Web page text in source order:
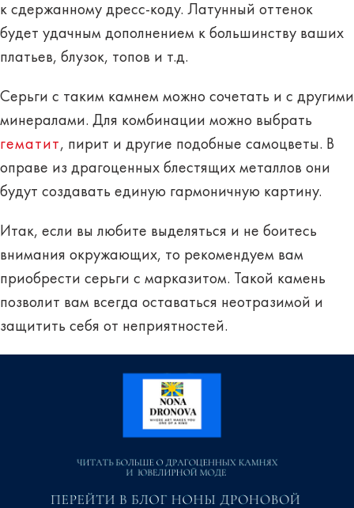
к сдержанному дресс-коду. Латунный оттенок
будет удачным дополнением к большинству ваших
платьев, блузок, топов и т.д.
Серьги с таким камнем можно сочетать и с другими
минералами. Для комбинации можно выбрать
гематит, пирит и другие подобные самоцветы. В
оправе из драгоценных блестящих металлов они
будут создавать единую гармоничную картину.
Итак, если вы любите выделяться и не боитесь
внимания окружающих, то рекомендуем вам
приобрести серьги с марказитом. Такой камень
позволит вам всегда оставаться неотразимой и
защитить себя от неприятностей.